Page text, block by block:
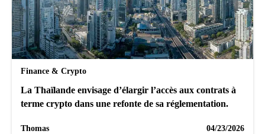
Finance & Crypto
La Thaïlande envisage d’élargir l’accès aux contrats à
terme crypto dans une refonte de sa réglementation.
Thomas 04/23/2026